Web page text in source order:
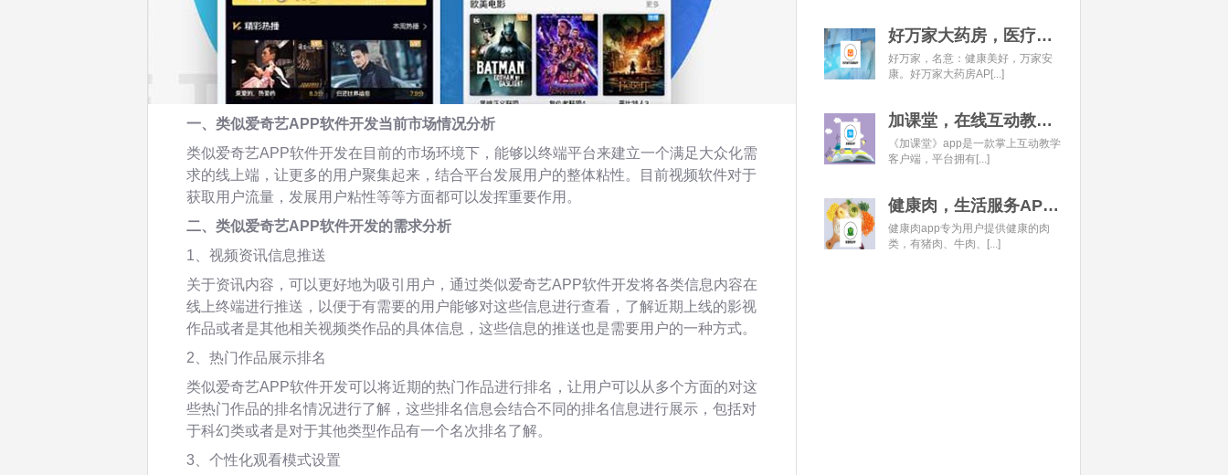
一、类似爱奇艺APP软件开发当前市场情况分析
类似爱奇艺APP软件开发在目前的市场环境下，能够以终端平台来建立一个满足大众化需
求的线上端，让更多的用户聚集起来，结合平台发展用户的整体粘性。目前视频软件对于
获取用户流量，发展用户粘性等等方面都可以发挥重要作用。
二、类似爱奇艺APP软件开发的需求分析
1、视频资讯信息推送
关于资讯内容，可以更好地为吸引用户，通过类似爱奇艺APP软件开发将各类信息内容在
线上终端进行推送，以便于有需要的用户能够对这些信息进行查看，了解近期上线的影视
作品或者是其他相关视频类作品的具体信息，这些信息的推送也是需要用户的一种方式。
2、热门作品展示排名
类似爱奇艺APP软件开发可以将近期的热门作品进行排名，让用户可以从多个方面的对这
些热门作品的排名情况进行了解，这些排名信息会结合不同的排名信息进行展示，包括对
于科幻类或者是对于其他类型作品有一个名次排名了解。
3、个性化观看模式设置
好万家大药房，医疗健康APP开发经典案例
好万家，名意：健康美好，万家安
康。好万家大药房AP[...]
加课堂，在线互动教育APP经典案例
《加课堂》app是一款掌上互动教学
客户端，平台拥有[...]
健康肉，生活服务APP开发经典案例
健康肉app专为用户提供健康的肉
类，有猪肉、牛肉、[...]